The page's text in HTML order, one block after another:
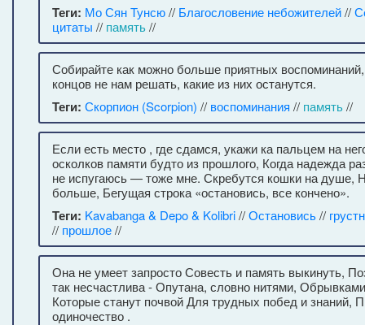
Теги: Мо Сян Тунсю// Благословение небожителей//
цитаты // память//
Собирайте как можно больше приятных
концов не нам решать, какие из них останутся.
Теги: Скорпион (Scorpion) // воспоминания // память//
Если есть место , где сдамся, укажи ка пальцем на
осколков памяти будто из прошлого, Когда надежда
не испугаюсь — тоже мне. Скребутся кошки на душе,
больше, Бегущая строка «остановись, все кончено».
Теги: Kavabanga & Depo & Kolibri//Остановись//
// прошлое//
Она не умеет запросто Совесть и память выкинуть,
так несчастлива - Опутана, словно нитями,
Которые станут почвой Для трудных побед и знаний,
одиночество .